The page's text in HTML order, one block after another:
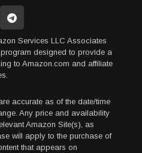
Services LLC Associates
designed to provide a
to Amazon.com and affiliate
accurate as of the date/time
Any price and availability
Amazon Site(s), as
will apply to the purchase of
that appears on